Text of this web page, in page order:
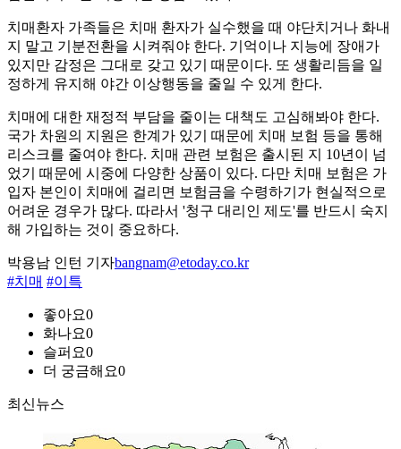
치매환자 가족들은 치매 환자가 실수했을 때 야단치거나 화내
지 말고 기분전환을 시켜줘야 한다. 기억이나 지능에 장애가
있지만 감정은 그대로 갖고 있기 때문이다. 또 생활리듬을 일
정하게 유지해 야간 이상행동을 줄일 수 있게 한다.
치매에 대한 재정적 부담을 줄이는 대책도 고심해봐야 한다.
국가 차원의 지원은 한계가 있기 때문에 치매 보험 등을 통해
리스크를 줄여야 한다. 치매 관련 보험은 출시된 지 10년이 넘
었기 때문에 시중에 다양한 상품이 있다. 다만 치매 보험은 가
입자 본인이 치매에 걸리면 보험금을 수령하기가 현실적으로
어려운 경우가 많다. 따라서 '청구 대리인 제도'를 반드시 숙지
해 가입하는 것이 중요하다.
박용남 인턴 기자bangnam@etoday.co.kr
#치매 #이특
좋아요0
화나요0
슬퍼요0
더 궁금해요0
최신뉴스